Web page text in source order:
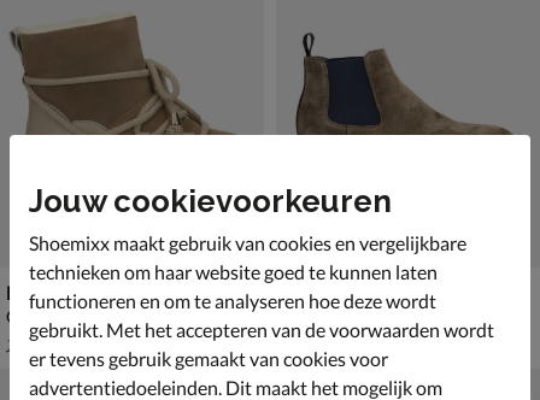
Nelson
Gevoerde boots - taupe
van € 119,99 voor € 83,99
119,99 83,99
Giorgio
van € 219,99 voor € 153,99
219, 153, 99
Jouw cookievoorkeuren
Shoemixx maakt gebruik van cookies en vergelijkbare
technieken om haar website goed te kunnen laten
functioneren en om te analyseren hoe deze wordt
gebruikt. Met het accepteren van de voorwaarden wordt
er tevens gebruik gemaakt van cookies voor
advertentiedoeleinden. Dit maakt het mogelijk om